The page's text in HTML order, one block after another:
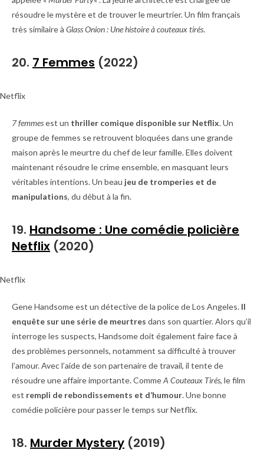
résoudre le mystère et de trouver le meurtrier. Un film français
très similaire à Glass Onion : Une histoire à couteaux tirés.
20. 7 Femmes (2022)
Netflix
7 femmesest un thriller comique disponible sur Netflix. Un
groupe de femmes se retrouvent bloquées dans une grande
maison après le meurtre du chef de leur famille. Elles doivent
maintenant résoudre le crime ensemble, en masquant leurs
véritables intentions. Un beau jeu de tromperies et de
manipulations, du début à la fin.
19. Handsome : Une comédie policière
Netflix (2020)
Netflix
Gene Handsome est un détective de la police de Los Angeles. Il
enquête sur une série de meurtres dans son quartier. Alors qu’il
interroge les suspects, Handsome doit également faire face à
des problèmes personnels, notamment sa difficulté à trouver
l’amour. Avec l’aide de son partenaire de travail, il tente de
résoudre une affaire importante. CommeA Couteaux Tirés, le film
est rempli de rebondissements et d’humour. Une bonne
comédie policière pour passer le temps sur Netflix.
18. Murder Mystery (2019)